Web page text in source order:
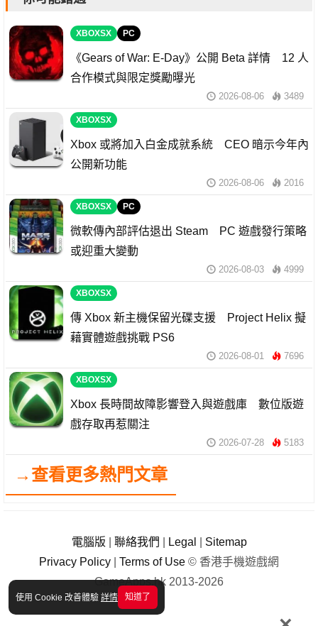
使用 Cookie 改善體驗 詳情 知道了
XBOXSX PC
《Gears of War: E-Day》公開 Beta 詳情 12 人
合作模式與限定獎勵曝光
2026-08-06 3489
XBOXSX
Xbox 或將加入白金成就系統 CEO 暗示今年內
公開新功能
2026-08-06 2016
XBOXSX PC
微軟傳內部評估退出 Steam PC 遊戲發行策略
或迎重大變動
2026-08-03 4999
XBOXSX
傳 Xbox 新主機保留光碟支援 Project Helix 擬
藉實體遊戲挑戰 PS6
2026-08-01 7696
XBOXSX
Xbox 長時間故障影響登入與遊戲庫 數位版遊
戲存取再惹關注
2026-07-28 5183
→查看更多熱門文章
電腦版 聯絡我們 Legal
Sitemap
Privacy Policy
Terms of Use © 香港手機遊戲網
GameApps.hk 2013-2026